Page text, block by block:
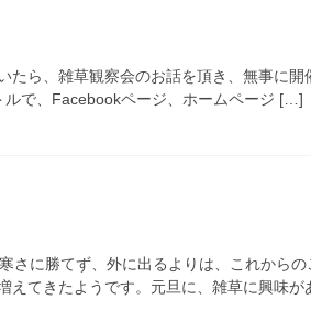
たら、雑草観察会のお話を頂き、無事に
で、Facebookページ、ホームページ […]
さに勝てず、外に出るよりは、これから
えてきたようです。元旦に、雑草に興味